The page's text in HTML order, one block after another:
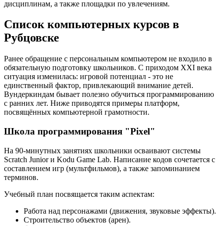
дисциплинам, а также площадки по увлечениям.
Список компьютерных курсов в
Рубцовске
Ранее обращение с персональным компьютером не входило в
обязательную подготовку школьников. С приходом XXI века
ситуация изменилась: игровой потенциал - это не
единственный фактор, привлекающий внимание детей.
Вундеркиндам бывает полезно обучиться программированию
с ранних лет. Ниже приводятся примеры платформ,
посвящённых компьютерной грамотности.
Школа программирования "Pixel"
На 90-минутных занятиях школьники осваивают системы
Scratch Junior и Kodu Game Lab. Написание кодов сочетается с
составлением игр (мультфильмов), а также запоминанием
терминов.
Учебный план посвящается таким аспектам:
Работа над персонажами (движения, звуковые эффекты).
Строительство объектов (арен).